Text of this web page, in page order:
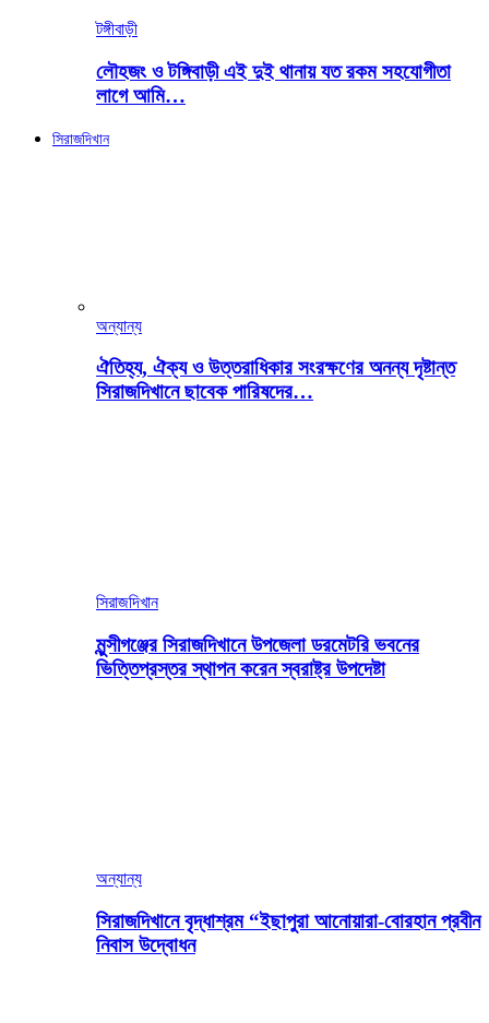
টঙ্গীবাড়ী
লৌহজং ও টঙ্গিবাড়ী এই দুই থানায় যত রকম সহযোগীতা
লাগে আমি…
সিরাজদিখান
অন্যান্য
ঐতিহ্য, ঐক্য ও উত্তরাধিকার সংরক্ষণের অনন্য দৃষ্টান্ত
সিরাজদিখানে ছাবেক পারিষদের…
সিরাজদিখান
মুন্সীগঞ্জের সিরাজদিখানে উপজেলা ডরমেটরি ভবনের
ভিত্তিপ্রস্তর স্থাপন করেন স্বরাষ্ট্র উপদেষ্টা
অন্যান্য
সিরাজদিখানে বৃদ্ধাশ্রম “ইছাপুরা আনোয়ারা-বোরহান প্রবীন
নিবাস উদ্বোধন